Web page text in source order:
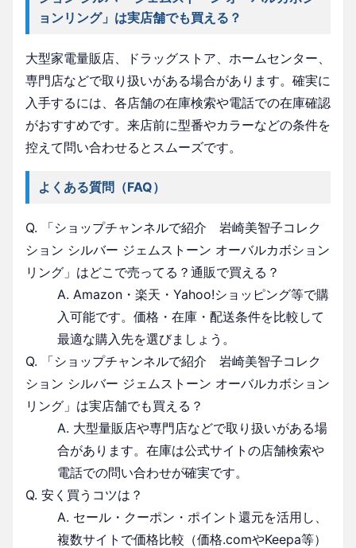
ョンリング」は実店舗でも買える？
大型家電量販店、ドラッグストア、ホームセンター、
専門店などで取り扱いがある場合があります。確実に
入手するには、各店舗の在庫検索や電話での在庫確認
がおすすめです。来店前に型番やカラーなどの条件を
控えて問い合わせるとスムーズです。
よくある質問（FAQ）
Q. 「ショップチャンネルで紹介 岩崎美智子コレク
ション シルバー ジェムストーン オーバルカボション
リング」はどこで売ってる？通販で買える？
A. Amazon・楽天・Yahoo!ショッピング等で購
入可能です。価格・在庫・配送条件を比較して
最適な購入先を選びましょう。
Q. 「ショップチャンネルで紹介 岩崎美智子コレク
ション シルバー ジェムストーン オーバルカボション
リング」は実店舗でも買える？
A. 大型量販店や専門店などで取り扱いがある場
合があります。在庫は公式サイトの店舗検索や
電話での問い合わせが確実です。
Q. 安く買うコツは？
A. セール・クーポン・ポイント還元を活用し、
複数サイトで価格比較（価格.comやKeepa等）